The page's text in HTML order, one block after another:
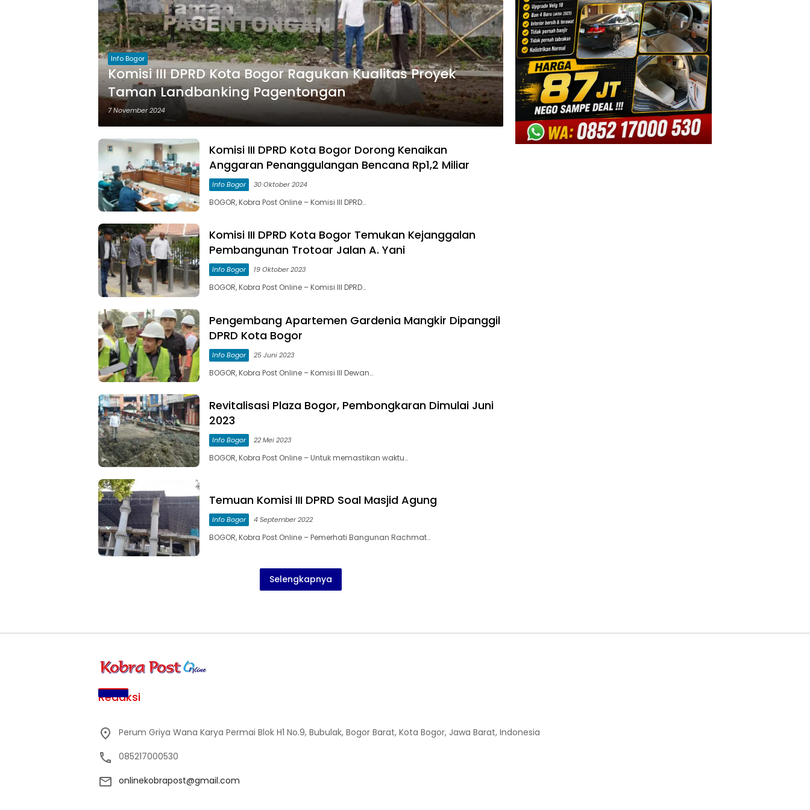
Info Bogor
Komisi III DPRD Kota Bogor Ragukan Kualitas Proyek
Taman Landbanking Pagentongan
7 November 2024
Komisi III DPRD Kota Bogor Dorong Kenaikan
Anggaran Penanggulangan Bencana Rp1,2 Miliar
Info Bogor 30 Oktober 2024
BOGOR, Kobra Post Online – Komisi III DPRD…
Komisi III DPRD Kota Bogor Temukan Kejanggalan
Pembangunan Trotoar Jalan A. Yani
Info Bogor 19 Oktober 2023
BOGOR, Kobra Post Online – Komisi III DPRD…
Pengembang Apartemen Gardenia Mangkir Dipanggil
DPRD Kota Bogor
Info Bogor 25 Juni 2023
BOGOR, Kobra Post Online – Komisi III Dewan…
Revitalisasi Plaza Bogor, Pembongkaran Dimulai Juni
2023
Info Bogor 22 Mei 2023
BOGOR, Kobra Post Online – Untuk memastikan waktu…
Temuan Komisi III DPRD Soal Masjid Agung
Info Bogor 4 September 2022
BOGOR, Kobra Post Online – Pemerhati Bangunan Rachmat…
Selengkapnya
Redaksi
Perum Griya Wana Karya Permai Blok H1 No.9, Bubulak, Bogor Barat, Kota Bogor, Jawa Barat, Indonesia
085217000530
onlinekobrapost@gmail.com